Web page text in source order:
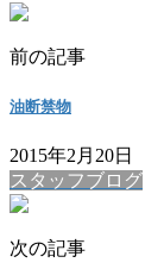
前の記事
油断禁物
2015年2月20日
スタッフブログ
次の記事